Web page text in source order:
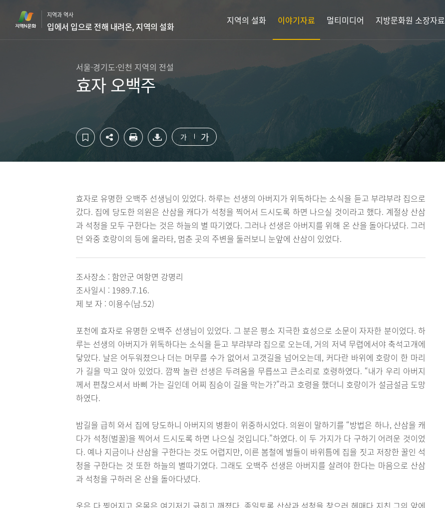
지역과 역사
입에서 입으로 전해 내려온, 지역의 설화
지역의 설화 이야기자료 멀티미디어 지방문화원 소장자료
서울·경기도·인천 지역의 전설
효자 오백주
가 가
효자로 유명한 오백주 선생님이 있었다. 하루는 선생의 아버지가 위독하다는 소식을 듣고 부랴부랴 집으로
갔다. 집에 당도한 의원은 산삼을 캐다가 석청을 찍어서 드시도록 하면 나으실 것이라고 했다. 계절상 산삼
과 석청을 모두 구한다는 것은 하늘의 별 따기였다. 그러나 선생은 아버지를 위해 온 산을 돌아다녔다. 그러
던 와중 호랑이의 등에 올라타, 멈춘 곳의 주변을 둘러보니 눈앞에 산삼이 있었다.
조사장소 : 함안군 여항면 강명리
조사일시 : 1989.7.16.
제 보 자 : 이용수(남.52)
포천에 효자로 유명한 오백주 선생님이 있었다. 그 분은 평소 지극한 효성으로 소문이 자자한 분이었다. 하
루는 선생의 아버지가 위독하다는 소식을 듣고 부랴부랴 집으로 오는데, 거의 저녁 무렵에서야 축석고개에
닿았다. 날은 어두워졌으나 더는 머무를 수가 없어서 고갯길을 넘어오는데, 커다란 바위에 호랑이 한 마리
가 길을 막고 앉아 있었다. 깜짝 놀란 선생은 두려움을 무릅쓰고 큰소리로 호령하였다. “내가 우리 아버지
께서 편찮으셔서 바삐 가는 길인데 어찌 짐승이 길을 막는가?”라고 호령을 했더니 호랑이가 설금설금 도망
하였다.
밤길을 급히 와서 집에 당도하니 아버지의 병환이 위중하시었다. 의원이 말하기를 “방법은 하나, 산삼을 캐
다가 석청(벌꿀)을 찍어서 드시도록 하면 나으실 것입니다.”하였다. 이 두 가지가 다 구하기 어려운 것이었
다. 예나 지금이나 산삼을 구한다는 것도 어렵지만, 이른 봄철에 벌들이 바위틈에 집을 짓고 저장한 꿀인 석
청을 구한다는 것 또한 하늘의 별따기였다. 그래도 오백주 선생은 아버지를 살려야 한다는 마음으로 산삼
과 석청을 구하러 온 산을 돌아다녔다.
옷은 다 찢어지고 온몸은 여기저기 긁히고 깨졌다. 종일토록 산삼과 석청을 찾으러 헤매다 지친 그의 앞에